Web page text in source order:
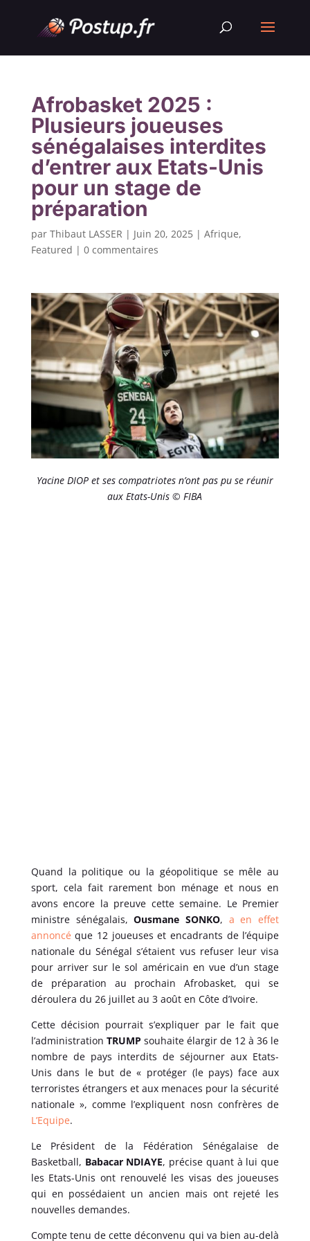
Afrobasket 2025 :
Plusieurs joueuses
sénégalaises interdites
d’entrer aux Etats-Unis
pour un stage de
préparation
par Thibaut LASSER | Juin 20, 2025| Afrique,
Featured | 0 commentaires
Yacine DIOP et ses compatriotes n’ont pas pu se réunir
aux Etats-Unis © FIBA
Quand la politique ou la géopolitique se mêle au
sport, cela fait rarement bon ménage et nous en
avons encore la preuve cette semaine. Le Premier
ministre sénégalais,Ousmane SONKO, a en effet
annoncé que 12 joueuses et encadrants de l’équipe
nationale du Sénégal s’étaient vus refuser leur visa
pour arriver sur le sol américain en vue d’un stage
de préparation au prochain Afrobasket, qui se
déroulera du 26 juillet au 3 août en Côte d’Ivoire.
Cette décision pourrait s’expliquer par le fait que
l’administration TRUMP souhaite élargir de 12 à 36 le
nombre de pays interdits de séjourner aux Etats-
Unis dans le but de « protéger (le pays) face aux
terroristes étrangers et aux menaces pour la sécurité
nationale », comme l’expliquent nosn confrères de
L’Equipe.
Le Président de la Fédération Sénégalaise de
Basketball, Babacar NDIAYE, précise quant à lui que
les Etats-Unis ont renouvelé les visas des joueuses
qui en possédaient un ancien mais ont rejeté les
nouvelles demandes.
Compte tenu de cette déconvenu qui va bien au-delà